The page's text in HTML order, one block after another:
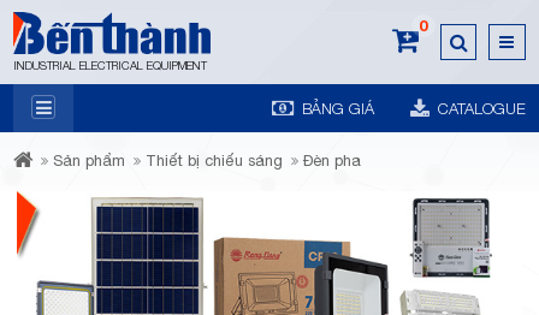
INDUSTRIAL ELECTRICAL EQUIPMENT
0
BẢNG GIÁ CATALOGUE
7A
Sản phẩm Thiết bị chiếu sáng Đèn pha